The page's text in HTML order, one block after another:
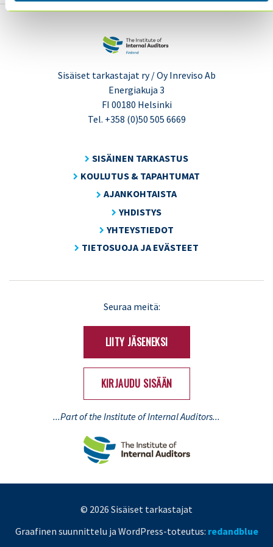
Sisäiset tarkastajat ry / Oy Inreviso Ab
Energiakuja 3
FI 00180 Helsinki
Tel. +358 (0)50 505 6669
SISÄINEN TARKASTUS
KOULUTUS & TAPAHTUMAT
AJANKOHTAISTA
YHDISTYS
YHTEYSTIEDOT
TIETOSUOJA JA EVÄSTEET
Seuraa meitä:
LIITY JÄSENEKSI
KIRJAUDU SISÄÄN
...Part of the Institute of Internal Auditors...
© 2026 Sisäiset tarkastajat
Graafinen suunnittelu ja WordPress-toteutus: redandblue